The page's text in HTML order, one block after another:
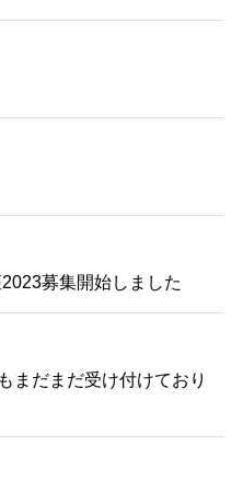
募集開始しました
まだまだ受け付けており